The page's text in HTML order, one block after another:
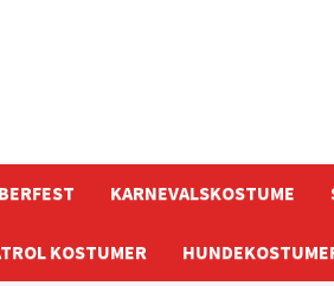
KARNEVALSKOSTUME
KOSTUMER